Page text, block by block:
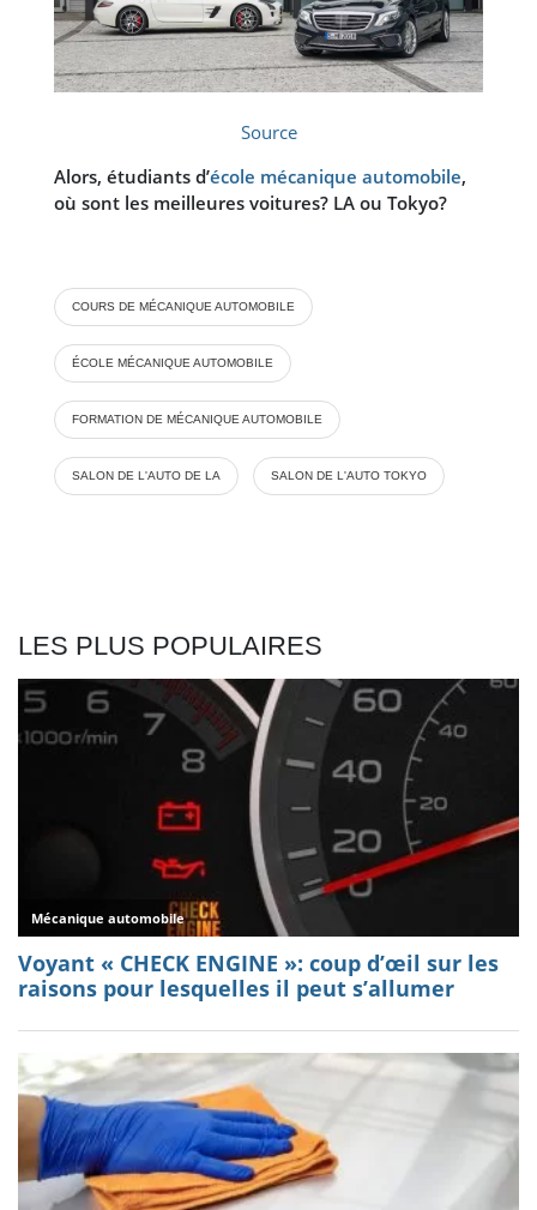
Source
Alors, étudiants d’école mécanique automobile,
où sont les meilleures voitures? LA ou Tokyo?
COURS DE MÉCANIQUE AUTOMOBILE
ÉCOLE MÉCANIQUE AUTOMOBILE
FORMATION DE MÉCANIQUE AUTOMOBILE
SALON DE L'AUTO DE LA SALON DE L'AUTO TOKYO
LES PLUS POPULAIRES